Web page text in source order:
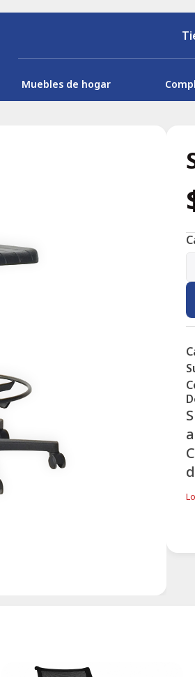
Muebles de hogar